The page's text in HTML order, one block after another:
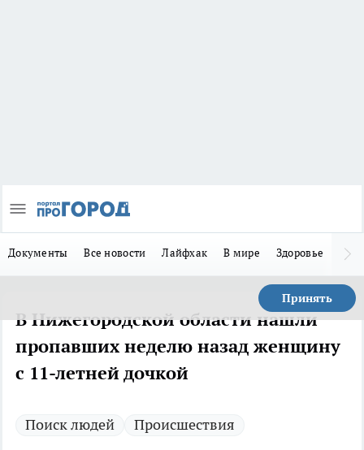
Документы Все новости Лайфхак В мире Здоровье
Принять
В Нижегородской области нашли
пропавших неделю назад женщину
с 11-летней дочкой
Поиск людей Происшествия